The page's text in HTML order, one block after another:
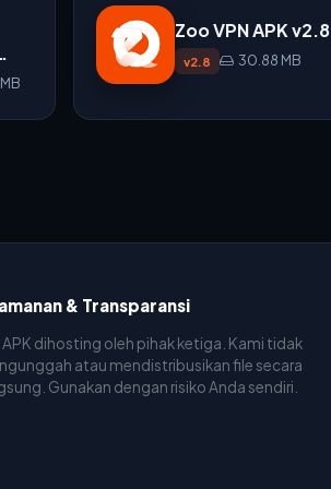
Zoo VPN APK v2.8
v2.8 30.88 MB
& Transparansi
APK dihosting oleh pihak ketiga. Kami tidak
atau mendistribusikan file secara
Gunakan dengan risiko Anda sendiri.